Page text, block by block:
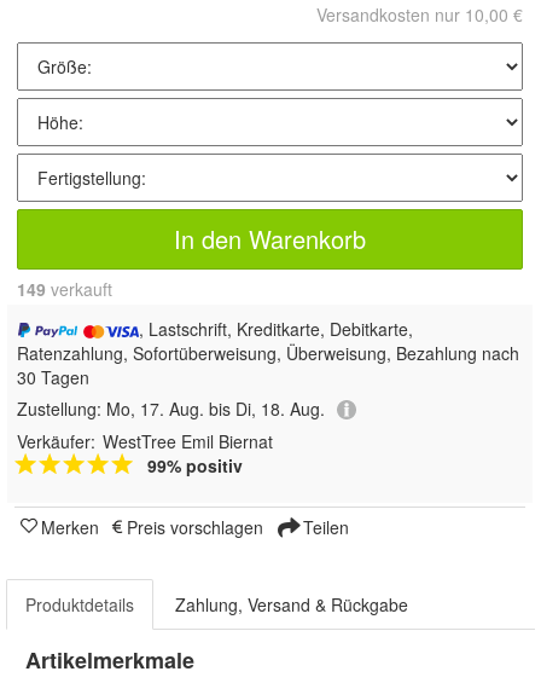
Versandkosten nur 10,00 €
In den Warenkorb
149 verkauft
, Lastschrift, Kreditkarte, Debitkarte,
Ratenzahlung, Sofortüberweisung, Überweisung, Bezahlung nach
30 Tagen
Zustellung: Mo, 17. Aug. bis Di, 18. Aug.
Verkäufer: WestTree Emil Biernat
99% positiv
Merken Preis vorschlagen Teilen
Produktdetails Zahlung, Versand & Rückgabe
Artikelmerkmale